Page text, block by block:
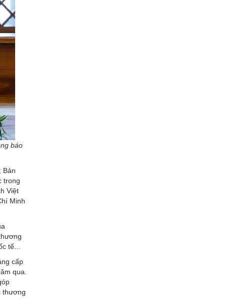
báo
Bản
trong
Việt
Minh
tế…
cấp
qua.
thương